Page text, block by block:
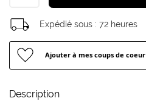
Expédié sous : 72 heures
Ajouter à mes coups de coeur
Description